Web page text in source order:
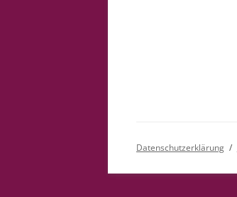
Datenschutzerklärung